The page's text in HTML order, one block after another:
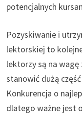
potencjalnych
Pozyskiwanie i
lektorskiej to
lektorzy są na wagę
stanowić dużą
Konkurencja o
dlatego ważne jest